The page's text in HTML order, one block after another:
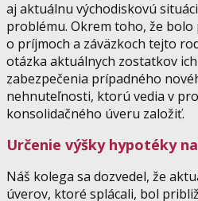
aj aktuálnu východiskovú
problému. Okrem toho, že
o príjmoch a záväzkoch tejto
otázka aktuálnych zostatkov
zabezpečenia prípadného
nehnuteľnosti, ktorú vedia v
konsolidačného úveru založiť.
Určenie výšky hypotéky
Náš kolega sa dozvedel, že
úverov, ktoré splácali, bol